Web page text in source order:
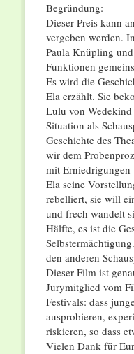
Begründung:
Dieser Preis kann
vergeben werden.
Paula Knüpling
Funktionen
Es wird die
Ela erzählt. Sie
Lulu von
Situation als
Geschichte des
wir dem
mit Erniedrigungen
Ela seine
rebelliert, sie will
und frech wandelt
Hälfte, es ist die
den anderen
Dieser Film ist
Jurymitglied vom
Festivals: dass
ausprobieren,
riskieren, so dass
Vielen Dank für